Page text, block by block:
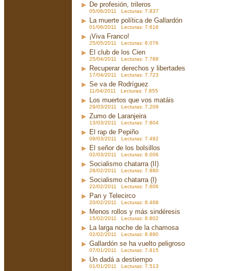
De profesión, trileros
05/06/2011 Lecturas: 7.837
La muerte política de Gallardón
01/06/2011 Lecturas: 7.618
¡Viva Franco!
25/05/2011 Lecturas: 8.076
El club de los Cien
25/04/2011 Lecturas: 7.788
Recuperar derechos y libertades
17/04/2011 Lecturas: 7.723
Se va de Rodríguez
11/04/2011 Lecturas: 7.855
Los muertos que vos matáis
29/03/2011 Lecturas: 7.209
Zumo de Laranjeira
13/03/2011 Lecturas: 7.804
El rap de Pepiño
09/03/2011 Lecturas: 7.492
El señor de los bolsillos
02/03/2011 Lecturas: 8.006
Socialismo chatarra (II)
28/02/2011 Lecturas: 7.880
Socialismo chatarra (I)
22/02/2011 Lecturas: 7.606
Pan y Telecirco
20/02/2011 Lecturas: 8.468
Menos rollos y más sindéresis
15/02/2011 Lecturas: 8.802
La larga noche de la chamosa
02/02/2011 Lecturas: 8.890
Gallardón se ha vuelto peligroso
07/01/2011 Lecturas: 7.815
Un dadá a destiempo
01/01/2011 Lecturas: 7.513